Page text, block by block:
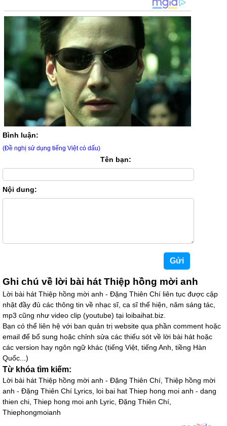
Bình luận:
(Đề nghị sử dụng tiếng Việt có dấu)
Tên bạn:
Nội dung:
Ghi chú về lời bài hát Thiệp hồng mời anh
Lời bài hát Thiệp hồng mời anh - Đặng Thiên Chí liên tục được cập
nhật đầy đủ các thông tin về nhạc sĩ, ca sĩ thể hiện, năm sáng tác,
mp3 cũng như video clip (youtube) tại loibaihat.biz.
Bạn có thể liên hệ với ban quản trị website qua phần comment hoặc
email để bổ sung hoặc chỉnh sửa các thiếu sót về lời bài hát hoặc
các version hay ngôn ngữ khác (tiếng Việt, tiếng Anh, tiềng Hàn
Quốc...)
Từ khóa tìm kiếm:
Lời bài hát Thiệp hồng mời anh - Đặng Thiên Chí, Thiệp hồng mời
anh - Đặng Thiên Chí Lyrics, loi bai hat Thiep hong moi anh - dang
thien chi, Thiep hong moi anh Lyric, Đặng Thiên Chí,
Thiephongmoianh